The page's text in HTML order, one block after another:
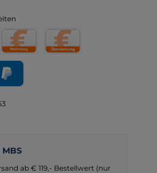
Rechnung
ab € 119,- Bestellwert (nur